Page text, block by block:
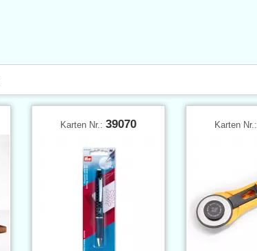
Karten Nr.: 39070 Karten Nr.: